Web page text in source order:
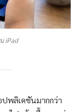
iPad
พลิเคชันมากกว่า